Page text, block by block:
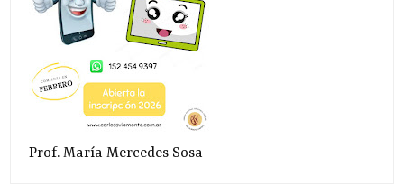
Prof. María Mercedes Sosa